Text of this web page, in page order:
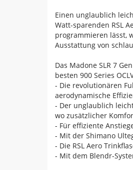
Einen unglaublich
Watt-sparenden RSL
programmieren lässt,
Ausstattung von
Das Madone SLR 7
besten 900 Series
- Die revolutionären
aerodynamische
- Der unglaublich
wo zusätzlicher
- Für effiziente
- Mit der Shimano
- Die RSL Aero
- Mit dem Blendr-